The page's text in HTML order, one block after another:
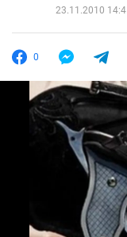
23.11.2010
0